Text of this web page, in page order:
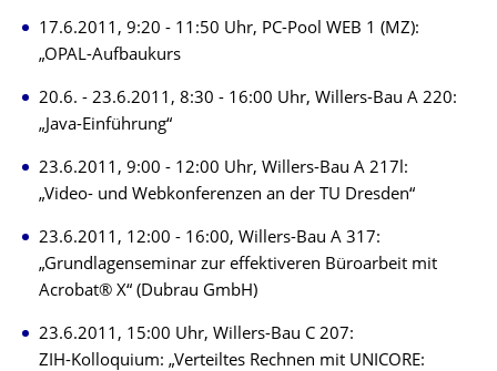
17.6.2011, 9:20 - 11:50 Uhr, PC-Pool WEB 1 (MZ):
„OPAL-Aufbaukurs
20.6. - 23.6.2011, 8:30 - 16:00 Uhr, Willers-Bau A 220:
„Java-Einführung“
23.6.2011, 9:00 - 12:00 Uhr, Willers-Bau A 217l:
„Video- und Webkonferenzen an der TU Dresden“
23.6.2011, 12:00 - 16:00, Willers-Bau A 317:
„Grundlagenseminar zur effektiveren Büroarbeit mit
Acrobat® X“ (Dubrau GmbH)
23.6.2011, 15:00 Uhr, Willers-Bau C 207:
ZIH-Kolloquium: „Verteiltes Rechnen mit UNICORE: